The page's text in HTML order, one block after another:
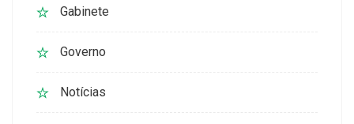
Gabinete
Governo
Notícias